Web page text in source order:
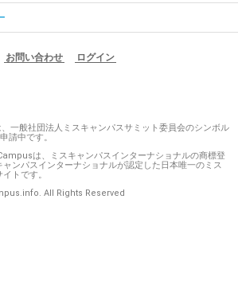
お問い合わせ ログイン
、一般社団法人ミスキャンパスサミット委員会のシンボル
請中です。
は、ミスキャンパスインターナショナルの商標登
ンパスインターナショナルが認定した日本唯一のミス
トです。
All Rights Reserved